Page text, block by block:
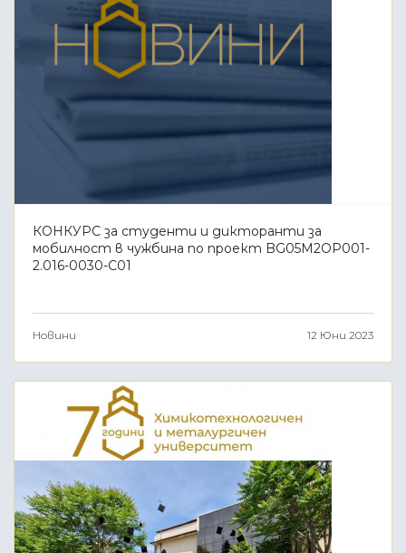
КОНКУРС за студенти и дикторанти за
мобилност в чужбина по проект BG05M2ОP001-
2.016-0030-C01
Новини 12 Юни 2023